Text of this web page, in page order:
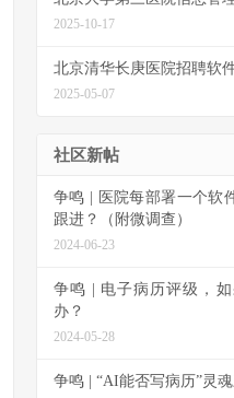
2025-10-17
北京清华长庚医院招聘软
2025-05-07
社区新帖
争鸣 | 医院每部署一个软
跟进？（附微调查）
2024-06-23
争鸣 | 电子病历评级，
办？
2024-05-28
争鸣 | “AI能否写病历”灵